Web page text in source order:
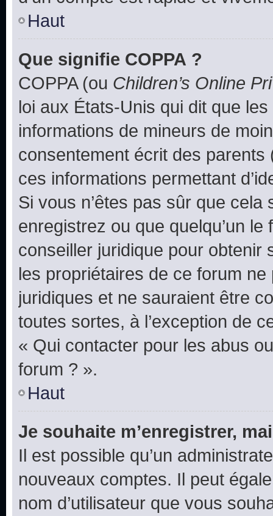
Haut
Que signifie COPPA ?
COPPA (ou Children’s Online
loi aux États-Unis qui dit que
informations de mineurs de
consentement écrit des parents
ces informations permettant
Si vous n’êtes pas sûr que
enregistrez ou que quelqu’un
conseiller juridique pour obtenir
les propriétaires de ce forum
juridiques et ne sauraient être
toutes sortes, à l’exception de
« Qui contacter pour les abus
forum ? ».
Haut
Je souhaite m’enregistrer,
Il est possible qu’un
nouveaux comptes. Il peut
nom d’utilisateur que vous